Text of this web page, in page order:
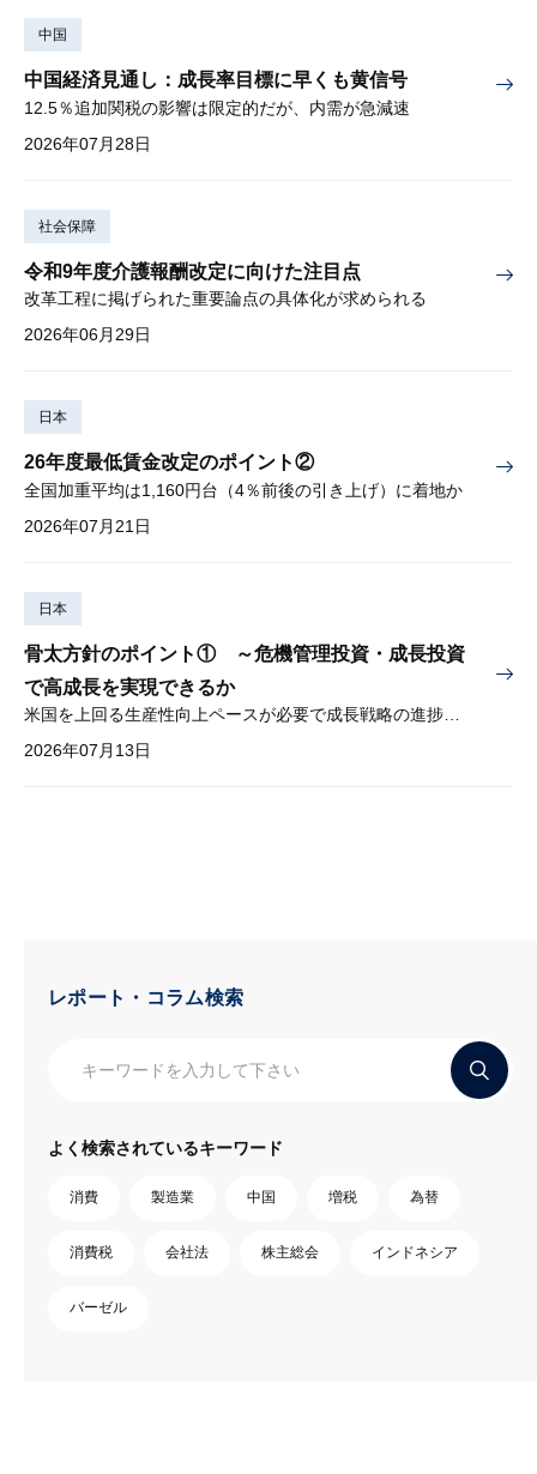
中国
中国経済見通し：成長率目標に早くも黄信号
12.5％追加関税の影響は限定的だが、内需が急減速
2026年07月28日
社会保障
令和9年度介護報酬改定に向けた注目点
改革工程に掲げられた重要論点の具体化が求められる
2026年06月29日
日本
26年度最低賃金改定のポイント②
全国加重平均は1,160円台（4％前後の引き上げ）に着地か
2026年07月21日
日本
骨太方針のポイント① ～危機管理投資・成長投資
で高成長を実現できるか
米国を上回る生産性向上ペースが必要で成長戦略の進捗管理も課題
2026年07月13日
レポート・コラム検索
よく検索されているキーワード
消費 製造業 中国 増税 為替
消費税 会社法 株主総会 インドネシア
バーゼル